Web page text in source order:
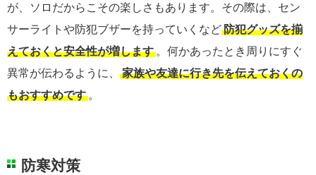
が、ソロだからこその楽しさもあります。その際は、セン
サーライトや防犯ブザーを持っていくなど防犯グッズを揃
えておくと安全性が増します 。何かあったとき周りにすぐ
異常が伝わるように、
家族や友達に行き先を伝えておくの
もおすすめです 。
防寒対策